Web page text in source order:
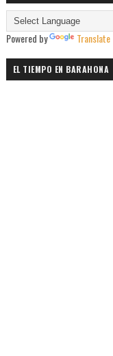
Powered by Translate
EL TIEMPO EN BARAHONA